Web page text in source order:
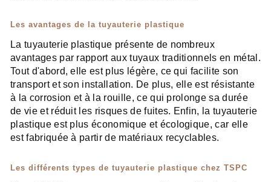
Les avantages de la tuyauterie plastique
La tuyauterie plastique présente de nombreux
avantages par rapport aux tuyaux traditionnels en métal.
Tout d'abord, elle est plus légère, ce qui facilite son
transport et son installation. De plus, elle est résistante
à la corrosion et à la rouille, ce qui prolonge sa durée
de vie et réduit les risques de fuites. Enfin, la tuyauterie
plastique est plus économique et écologique, car elle
est fabriquée à partir de matériaux recyclables.
Les différents types de tuyauterie plastique chez TSPC